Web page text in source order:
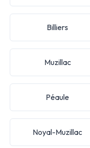
Billiers
Muzillac
Péaule
Noyal-Muzillac